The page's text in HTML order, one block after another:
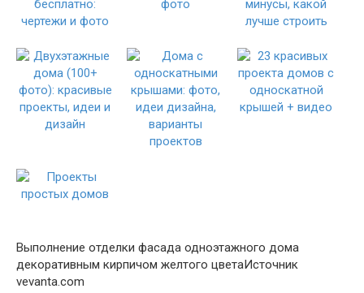
Выполнение отделки фасада одноэтажного дома
декоративным кирпичом желтого цветаИсточник
vevanta.com